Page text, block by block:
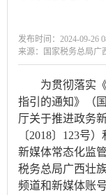
发布时间：2024-09-26
来源：国家税务总局广
为贯彻落实
指引的通知》（
厅关于推进政务
〔2018〕123号
新媒体常态化监
税务总局广西壮
频道和新媒体账